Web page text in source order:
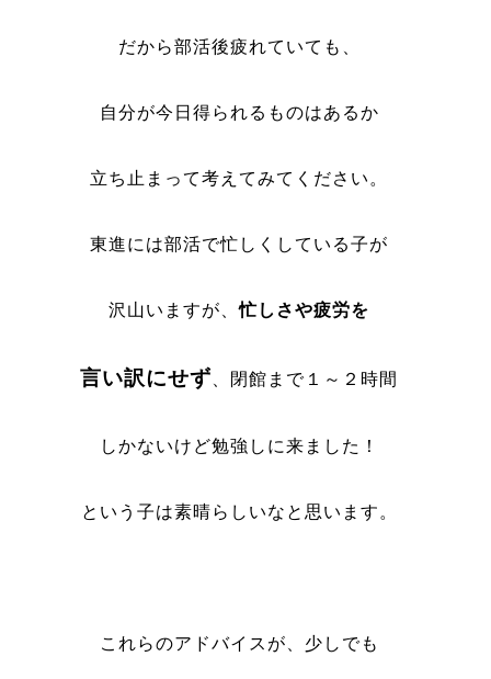
だから部活後疲れていても、
自分が今日得られるものはあるか
立ち止まって考えてみてください。
東進には部活で忙しくしている子が
沢山いますが、忙しさや疲労を
言い訳にせず 、閉館まで１～２時間
しかないけど勉強しに来ました！
という子は素晴らしいなと思います。
これらのアドバイスが、少しでも